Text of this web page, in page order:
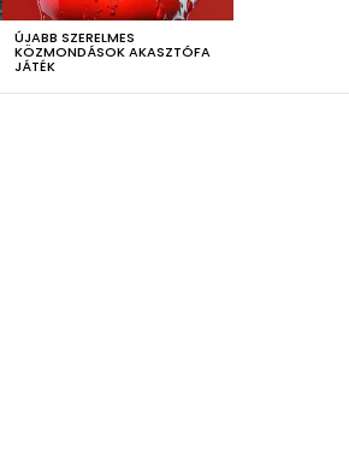
ÚJABB SZERELMES
KÖZMONDÁSOK AKASZTÓFA
JÁTÉK